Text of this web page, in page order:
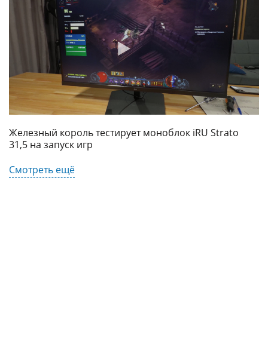
Железный король тестирует моноблок iRU Strato
31,5 на запуск игр
Смотреть ещё